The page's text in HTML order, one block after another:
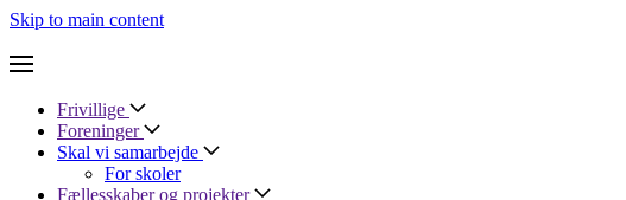
Skip to main content
Frivillige
Foreninger
Skal vi samarbejde
For skoler
Fællesskaber og projekter